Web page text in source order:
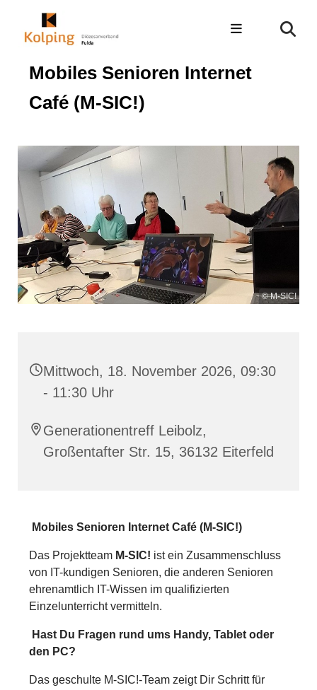
Mobiles Senioren Internet
Café (M-SIC!)
© M-SIC!
Mittwoch, 18. November 2026, 09:30
- 11:30 Uhr
Generationentreff Leibolz,
Großentafter Str. 15, 36132 Eiterfeld
Mobiles Senioren Internet Café (M-SIC!)
Das Projektteam M-SIC! ist ein Zusammenschluss
von IT-kundigen Senioren, die anderen Senioren
ehrenamtlich IT-Wissen im qualifizierten
Einzelunterricht vermitteln.
Hast Du Fragen rund ums Handy, Tablet oder
den PC?
Das geschulte M-SIC!-Team zeigt Dir Schritt für